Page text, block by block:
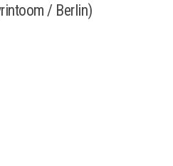
/ Berlin)